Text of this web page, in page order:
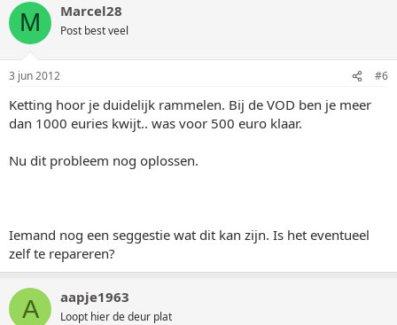
M Marcel28
Post best veel
3 jun 2012 #6
Ketting hoor je duidelijk rammelen. Bij de VOD ben je meer
dan 1000 euries kwijt.. was voor 500 euro klaar.
Nu dit probleem nog oplossen.
Iemand nog een seggestie wat dit kan zijn. Is het eventueel
zelf te repareren?
A aapje1963
Loopt hier de deur plat